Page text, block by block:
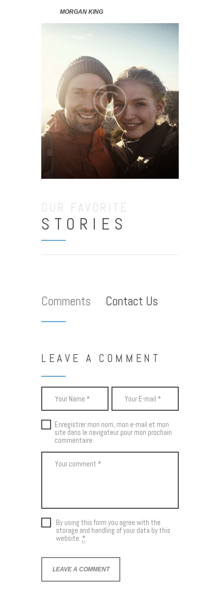
MORGAN KING
OUR FAVORITE
STORIES
Comments Contact Us
LEAVE A COMMENT
Enregistrer mon nom, mon e-mail et mon
site dans le navigateur pour mon prochain
commentaire.
By using this form you agree with the
storage and handling of your data by this
website. *